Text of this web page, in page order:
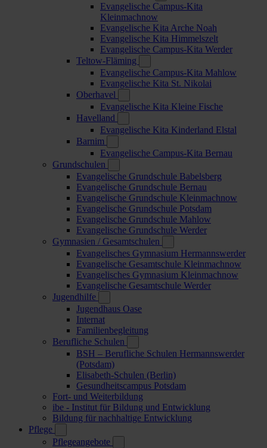
Evangelische Campus-Kita
Kleinmachnow
Evangelische Kita Arche Noah
Evangelische Kita Himmelszelt
Evangelische Campus-Kita Werder
Teltow-Fläming
Evangelische Campus-Kita Mahlow
Evangelische Kita St. Nikolai
Oberhavel
Evangelische Kita Kleine Fische
Havelland
Evangelische Kita Kinderland Elstal
Barnim
Evangelische Campus-Kita Bernau
Grundschulen
Evangelische Grundschule Babelsberg
Evangelische Grundschule Bernau
Evangelische Grundschule Kleinmachnow
Evangelische Grundschule Potsdam
Evangelische Grundschule Mahlow
Evangelische Grundschule Werder
Gymnasien / Gesamtschulen
Evangelisches Gymnasium Hermannswerder
Evangelische Gesamtschule Kleinmachnow
Evangelisches Gymnasium Kleinmachnow
Evangelische Gesamtschule Werder
Jugendhilfe
Jugendhaus Oase
Internat
Familienbegleitung
Berufliche Schulen
BSH – Berufliche Schulen Hermannswerder
(Potsdam)
Elisabeth-Schulen (Berlin)
Gesundheitscampus Potsdam
Fort- und Weiterbildung
ibe - Institut für Bildung und Entwicklung
Bildung für nachhaltige Entwicklung
Pflege
Pflegeangebote